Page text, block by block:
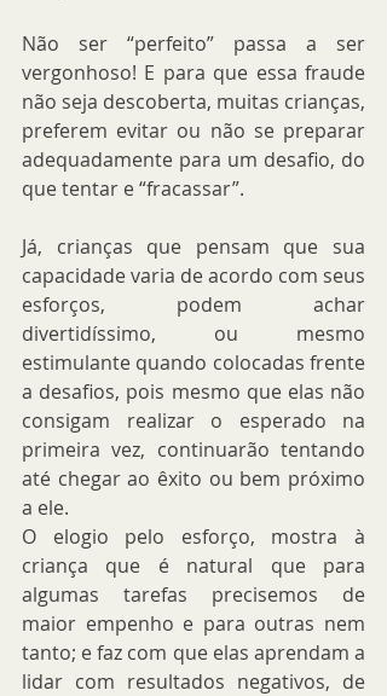
Não ser “perfeito” passa a ser
vergonhoso! E para que essa fraude
não seja descoberta, muitas crianças,
preferem evitar ou não se preparar
adequadamente para um desafio, do
que tentar e “fracassar”.
Já, crianças que pensam que sua
capacidade varia de acordo com seus
esforços, podem achar
divertidíssimo, ou mesmo
estimulante quando colocadas frente
a desafios, pois mesmo que elas não
consigam realizar o esperado na
primeira vez, continuarão tentando
até chegar ao êxito ou bem próximo
a ele.
O elogio pelo esforço, mostra à
criança que é natural que para
algumas tarefas precisemos de
maior empenho e para outras nem
tanto; e faz com que elas aprendam a
lidar com resultados negativos, de